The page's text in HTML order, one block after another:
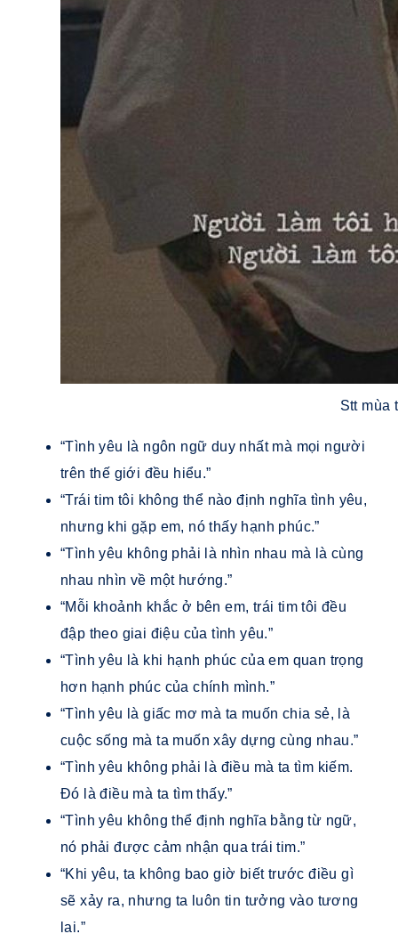
Stt mùa
“Tình yêu là ngôn ngữ duy nhất mà mọi người
trên thế giới đều hiểu.”
“Trái tim tôi không thể nào định nghĩa tình yêu,
nhưng khi gặp em, nó thấy hạnh phúc.”
“Tình yêu không phải là nhìn nhau mà là cùng
nhau nhìn về một hướng.”
“Mỗi khoảnh khắc ở bên em, trái tim tôi đều
đập theo giai điệu của tình yêu.”
“Tình yêu là khi hạnh phúc của em quan trọng
hơn hạnh phúc của chính mình.”
“Tình yêu là giấc mơ mà ta muốn chia sẻ, là
cuộc sống mà ta muốn xây dựng cùng nhau.”
“Tình yêu không phải là điều mà ta tìm kiếm.
Đó là điều mà ta tìm thấy.”
“Tình yêu không thể định nghĩa bằng từ ngữ,
nó phải được cảm nhận qua trái tim.”
“Khi yêu, ta không bao giờ biết trước điều gì
sẽ xảy ra, nhưng ta luôn tin tưởng vào tương
lai.”